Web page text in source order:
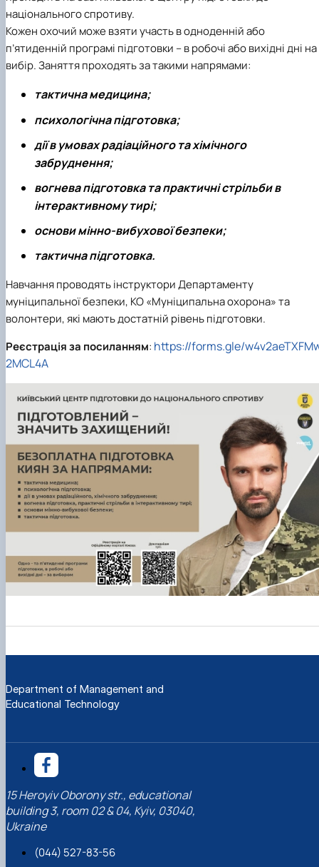
національного спротиву.
Кожен охочий може взяти участь в одноденній або
п’ятиденній програмі підготовки – в робочі або вихідні дні на
вибір. Заняття проходять за такими напрямами:
тактична медицина;
психологічна підготовка;
дії в умовах радіаційного та хімічного
забруднення;
вогнева підготовка та практичні стрільби в
інтерактивному тирі;
основи мінно-вибухової безпеки;
тактична підготовка.
Навчання проводять інструктори Департаменту
муніципальної безпеки, КО «Муніципальна охорона» та
волонтери, які мають достатній рівень підготовки.
Реєстрація за посиланням: https://forms.gle/
2MCL4A
Department of Management and
Educational Technology
15 Heroyiv Oborony str., educational
building 3, room 02 & 04, Kyiv, 03040,
Ukraine
(044) 527-83-56